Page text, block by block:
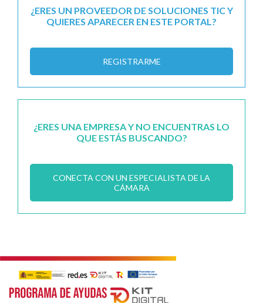
¿ERES UN PROVEEDOR DE SOLUCIONES TIC Y
QUIERES APARECER EN ESTE PORTAL?
REGISTRARME
¿ERES UNA EMPRESA Y NO ENCUENTRAS LO
QUE ESTÁS BUSCANDO?
CONECTA CON UN ESPECIALISTA DE LA
CÁMARA